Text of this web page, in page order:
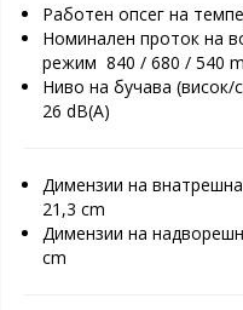
Работен опсег на
Номинален проток на
режим 840 / 680 / 540
Ниво на бучава
26 dB(A)
Димензии на
21,3 cm
Димензии на
cm